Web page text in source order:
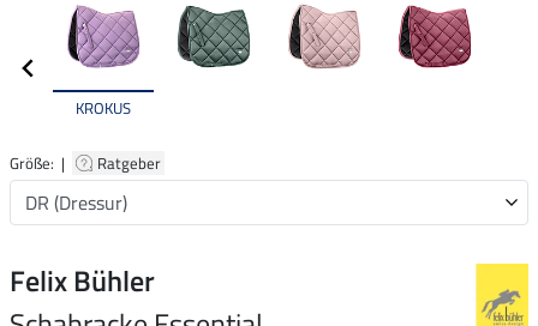
KROKUS
Größe: | Ratgeber
Felix Bühler